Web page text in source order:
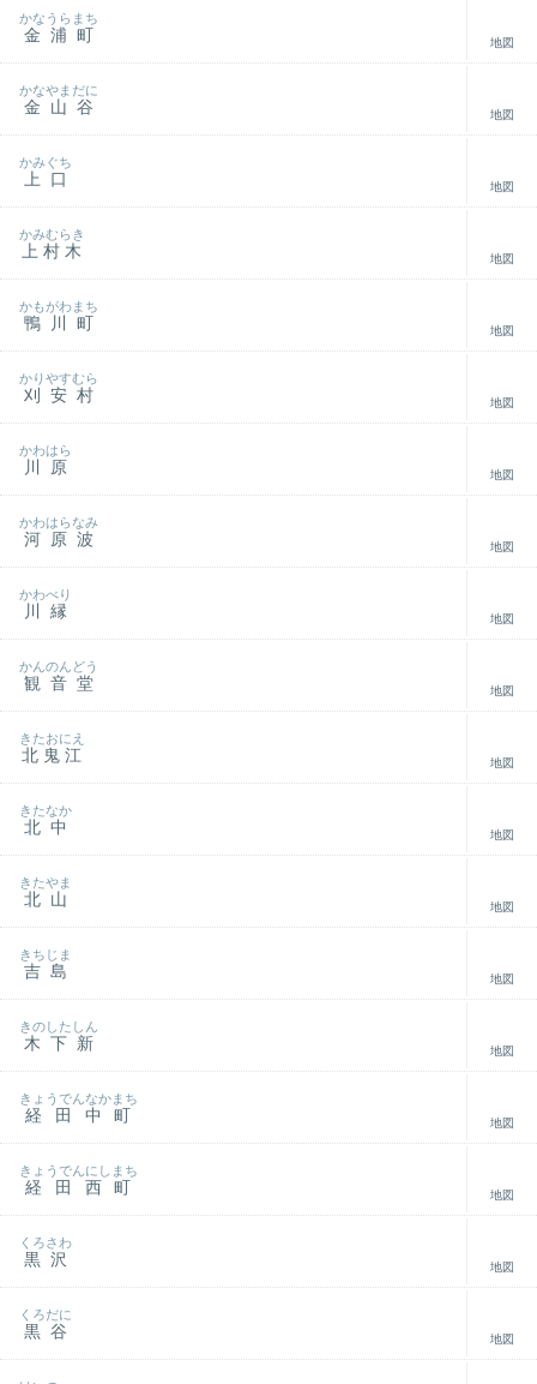
金浦町
かなうらまち
地図
金山谷
かなやまだに
地図
上口
かみぐち
地図
上村木
かみむらき
地図
鴨川町
かもがわまち
地図
刈安村
かりやすむら
地図
川原
かわはら
地図
河原波
かわはらなみ
地図
川縁
かわべり
地図
観音堂
かんのんどう
地図
北鬼江
きたおにえ
地図
北中
きたなか
地図
北山
きたやま
地図
吉島
きちじま
地図
木下新
きのしたしん
地図
経田中町
きょうでんなかまち
地図
経田西町
きょうでんにしまち
地図
黒沢
くろさわ
地図
黒谷
くろだに
地図